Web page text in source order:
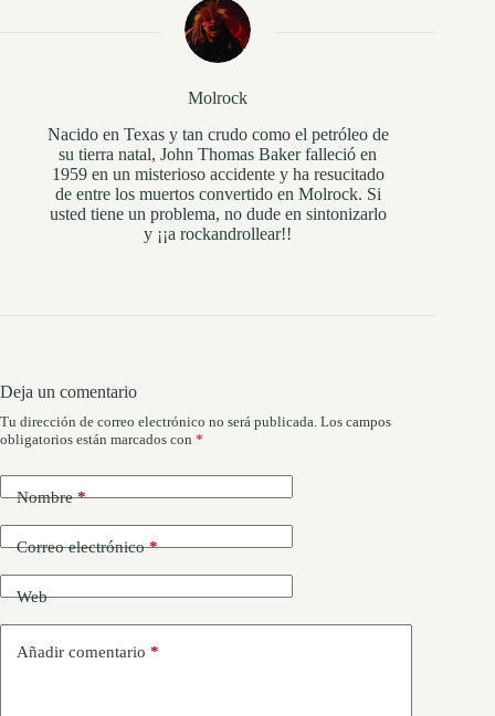
Molrock
Nacido en Texas y tan crudo como el petróleo de
su tierra natal, John Thomas Baker falleció en
1959 en un misterioso accidente y ha resucitado
de entre los muertos convertido en Molrock. Si
usted tiene un problema, no dude en sintonizarlo
y ¡¡a rockandrollear!!
Deja un comentario
Tu dirección de correo electrónico no será publicada. Los campos
obligatorios están marcados con *
Nombre*
Correo electrónico*
Web
Añadir comentario *